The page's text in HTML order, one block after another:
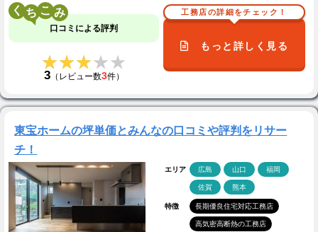
く こ
口コミによる評判
★★★★★
★★★★★
3（レビュー数3件）
工務店の詳細をチェック！
もっと詳しく見る
東宝ホームの坪単価とみんなの口コミや評判をリサー
チ！
エリア 広島 山口 福岡
佐賀 熊本
特徴 長期優良住宅対応工務店
高気密高断熱の工務店